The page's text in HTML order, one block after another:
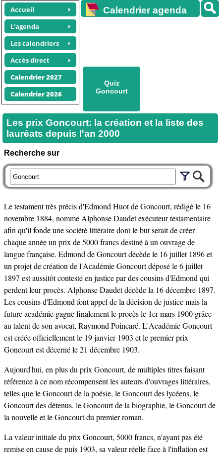
Accueil
L'agenda
Les calendriers
Accès direct
Calendrier 2027
Calendrier 2026
Calendrier agenda
Quiz
Goncourt
Les prix Goncourt: la création et la liste des
lauréats depuis l'an 2000
Recherche sur
Le testament très précis d'Edmond Huot de Goncourt, rédigé le 16
novembre 1884, nomme Alphonse Daudet exécuteur testamentaire
afin qu'il fonde une société littéraire dont le but serait de créer
chaque année un prix de 5000 francs destiné à un ouvrage de
langue française. Edmond de Goncourt décède le 16 juillet 1896 et
un projet de création de l'Académie Goncourt déposé le 6 juillet
1897 est aussitôt contesté en justice par des cousins d'Edmond qui
perdent leur procès. Alphonse Daudet décède la 16 décembre 1897.
Les cousins d'Edmond font appel de la décision de justice mais la
future académie gagne finalement le procès le 1er mars 1900 grâce
au talent de son avocat, Raymond Poincaré. L'Académie Goncourt
est créée officiellement le 19 janvier 1903 et le premier prix
Goncourt est décerné le 21 décembre 1903.
Aujourd'hui, en plus du prix Goncourt, de multiples titres faisant
référence à ce nom récompensent les auteurs d'ouvrages littéraires,
telles que le Goncourt de la poésie, le Goncourt des lycéens, le
Goncourt des détenus, le Goncourt de la biographie, le Goncourt de
la nouvelle et le Goncourt du premier roman.
La valeur initiale du prix Goncourt, 5000 francs, n'ayant pas été
remise en cause de puis 1903, sa valeur réelle face à l'inflation est